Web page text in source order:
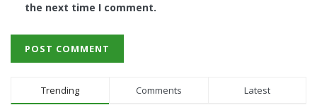
the next time I comment.
Trending Comments Latest